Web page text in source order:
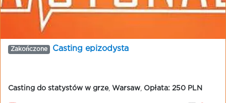
Zakończone Casting epizodysta
Casting do statystów w grze, Warsaw Opłata: 250 PLN